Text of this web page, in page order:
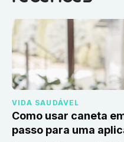
VIDA SAUDÁVEL
Como usar caneta
passo para uma